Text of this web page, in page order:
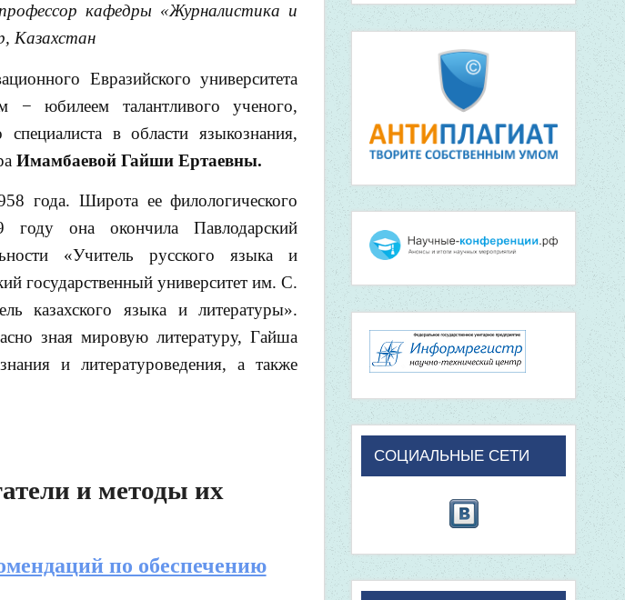
кафедры «Журналистика и
Казахстан
Евразийского университета
− юбилеем талантливого ученого,
в области языкознания,
Имамбаевой Гайши Ертаевны.
года. Широта ее филологического
году она окончила Павлодарский
«Учитель русского языка и
государственный университет им. С.
казахского языка и литературы».
зная мировую литературу, Гайша
и литературоведения, а также
и методы их
по обеспечению
СОЦИАЛЬНЫЕ СЕТИ